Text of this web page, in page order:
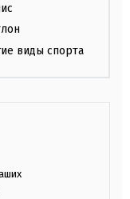
виды спорта